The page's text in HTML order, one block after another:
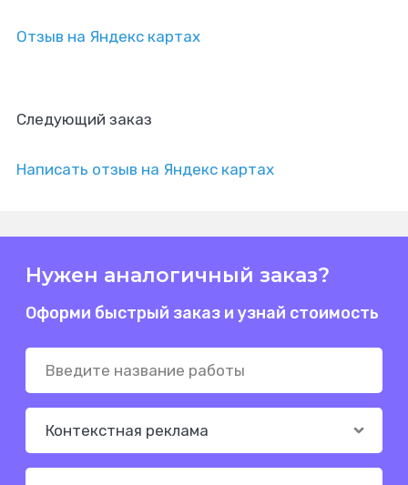
Отзыв на Яндекс картах
Следующий заказ
Написать отзыв на Яндекс картах
Нужен аналогичный заказ?
Оформи быстрый заказ и узнай стоимость